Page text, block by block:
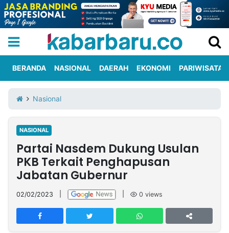
Iklan
Berita
Kami
Nasional
International
Olahraga
Entertainment
Daerah
Pariwisata
Kuliner
Kolom
Network
PT
TREETAN
BERANDA NASIONAL DAERAH EKONOMI PARIWISATA
Nasional
NASIONAL
Partai Nasdem Dukung Usulan
PKB Terkait Penghapusan
Jabatan Gubernur
02/02/2023 0 views